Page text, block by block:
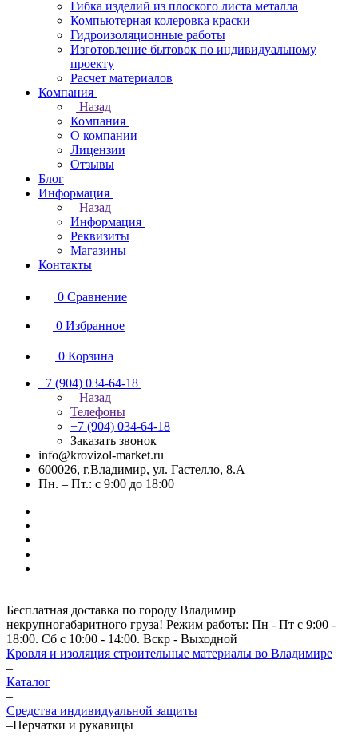
Гибка изделий из плоского листа металла
Компьютерная колеровка краски
Гидроизоляционные работы
Изготовление бытовок по индивидуальному
проекту
Расчет материалов
Компания
Назад
Компания
О компании
Лицензии
Отзывы
Блог
Информация
Назад
Информация
Реквизиты
Магазины
Контакты
0 Сравнение
0 Избранное
0 Корзина
+7 (904) 034-64-18
Назад
Телефоны
+7 (904) 034-64-18
Заказать звонок
info@krovizol-market.ru
600026, г.Владимир, ул. Гастелло, 8.А
Пн. – Пт.: с 9:00 до 18:00
Бесплатная доставка по городу Владимир
некрупногабаритного груза! Режим работы: Пн - Пт с 9:00 -
18:00. Сб с 10:00 - 14:00. Вскр - Выходной
Кровля и изоляция строительные материалы во Владимире
–
Каталог
–
Средства индивидуальной защиты
–Перчатки и рукавицы